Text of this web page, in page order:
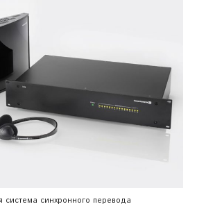
система синхронного перевода